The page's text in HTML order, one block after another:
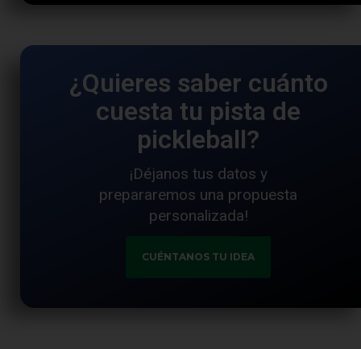
¿Quieres saber cuánto
cuesta tu pista de
pickleball?
¡Déjanos tus datos y
prepararemos una propuesta
personalizada!
CUÉNTANOS TU IDEA